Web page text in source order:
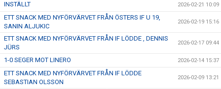
INSTÄLLT 2026-02-21 10:09
ETT SNACK MED NYFÖRVÄRVET FRÅN ÖSTERS IF U 19,
SANIN ALJUKIC
2026-02-19 15:16
ETT SNACK MED NYFÖRVÄRVET FRÅN IF LÖDDE , DENNIS
JÜRS
2026-02-17 09:44
1-0 SEGER MOT LINERO 2026-02-14 15:37
ETT SNACK MED NYFÖRVÄRVET FRÅN IF LÖDDE
SEBASTIAN OLSSON
2026-02-09 13:21